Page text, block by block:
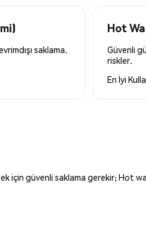
saklama.
Hot
Güvenli
riskler.
En İyi
için güvenli saklama gerekir; Hot